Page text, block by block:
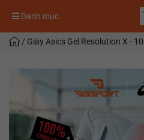
Danh mục
/ Giày Asics Gel Resolution X -